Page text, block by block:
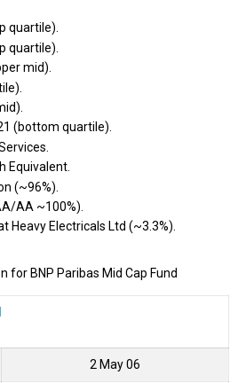
quartile).
quartile).
mid).
(bottom quartile).
Equivalent.
(~96%).
AA ~100%).
Heavy Electricals Ltd (~3.3%).
for BNP Paribas Mid Cap Fund
2 May 06